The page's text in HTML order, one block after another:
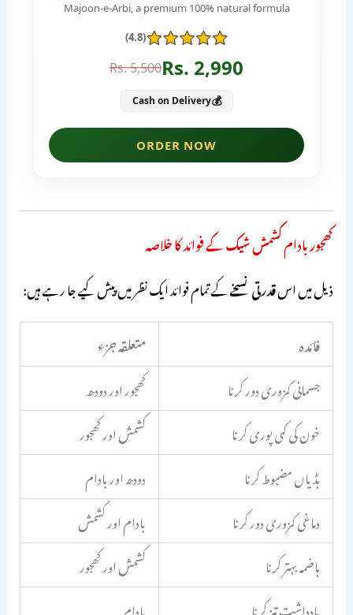
کھجور بادام کشمش شیک کے فوائد کا خلاصہ
ذیل میں اسقدرتی نسخےکے تمام فوائد ایک نظر میں پیش کیے جا رہے ہیں:
فائدہ
متعلقہ جزء
جسمانی کمزوری دور کرنا
کھجور اور دودھ
خون کی کمی پوری کرنا
کشمش اور کھجور
ہڈیاں مضبوط کرنا
دودھ اور بادام
دماغی کمزوری دور کرنا
بادام اور کشمش
ہاضمہ بہتر کرنا
کشمش اور کھجور
یادداشت تیز کرنا
بادام